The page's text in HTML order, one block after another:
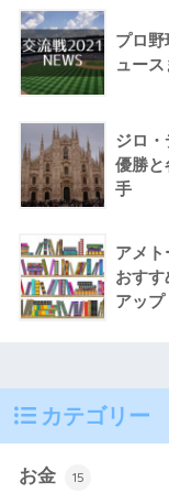
プロ野
ュース
ジロ
優勝と
手
アメ
おすす
アップ
カテゴリー
お金 15